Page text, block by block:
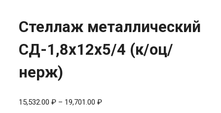
Стеллаж металлический
СД-1,8x12x5/4 (к/оц/
нерж)
15,532.00 ₽ – 19,701.00 ₽Диапазон